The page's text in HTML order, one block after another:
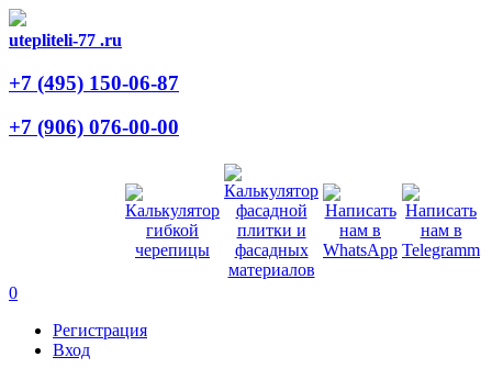
utepliteli-77 .ru
+7 (495) 150-06-87
+7 (906) 076-00-00
0
Регистрация
Вход